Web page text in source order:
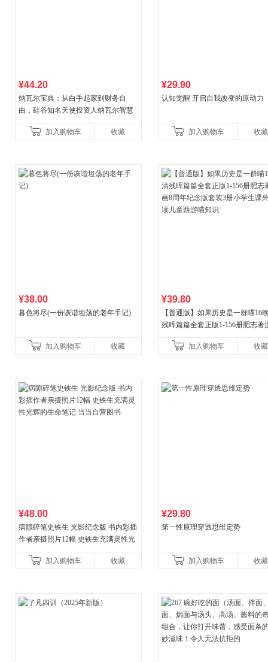
¥44.20
纳瓦尔宝典：从白手起家到财务自
由，硅谷知名天使投资人纳瓦尔智慧
加入购物车
收藏
¥29.90
认知觉醒 开启自我改变的原动力
加入购物车 收藏
¥38.00
暮色将尽(一份诙谐坦荡的老年手记)
加入购物车 收藏
¥39.80
【普通版】如果历史是一群喵16
残晖篇篇全套正版1-156册肥志著
儿童西游喵知识
加入购物车 收藏
¥48.00
病隙碎笔史铁生 光影纪念版 书内彩插
作者亲摄照片12幅 史铁生充满灵性光
加入购物车
收藏
¥29.80
第一性原理穿透思维定势
加入购物车 收藏